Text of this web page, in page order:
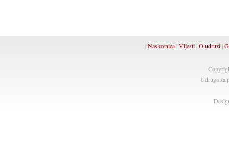
|Naslovnica |Vijesti |O udruzi |
Udruga za